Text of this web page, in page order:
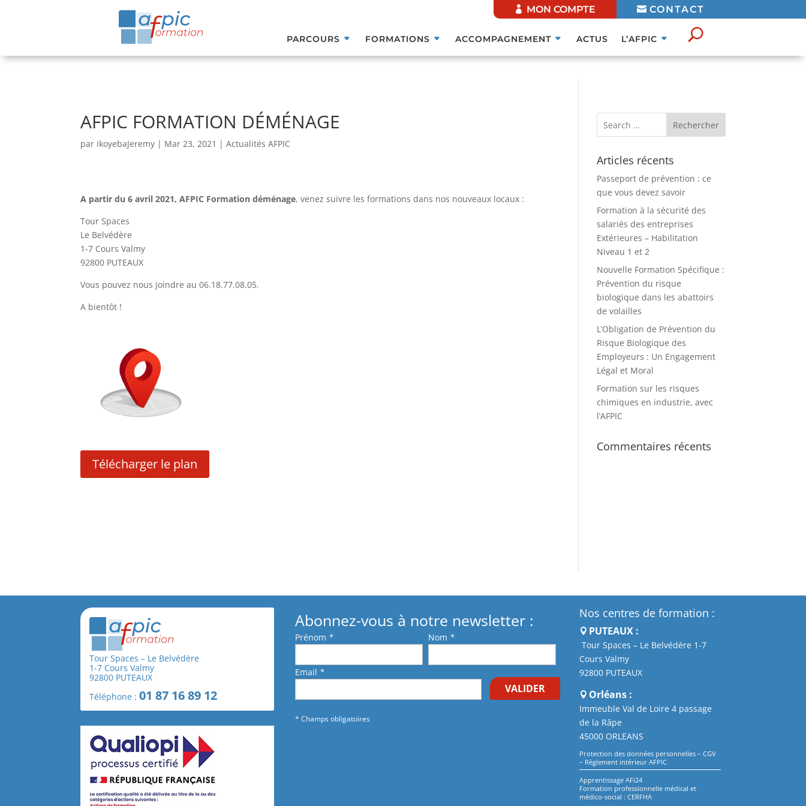
CONTACT
MON COMPTE
PARCOURS FORMATIONS ACCOMPAGNEMENT ACTUS L’AFPIC
AFPIC FORMATION DÉMÉNAGE
par ikoyebaJeremy | Mar 23, 2021 |Actualités AFPIC
A partir du 6 avril 2021, AFPIC Formation déménage, venez suivre les formations dans nos nouveaux locaux :
Tour Spaces
Le Belvédère
1-7 Cours Valmy
92800 PUTEAUX
Vous pouvez nous joindre au 06.18.77.08.05.
A bientôt !
Télécharger le plan
Articles récents
Passeport de prévention : ce
que vous devez savoir
Formation à la sécurité des
salariés des entreprises
Extérieures – Habilitation
Niveau 1 et 2
Nouvelle Formation Spécifique :
Prévention du risque
biologique dans les abattoirs
de volailles
L’Obligation de Prévention du
Risque Biologique des
Employeurs : Un Engagement
Légal et Moral
Formation sur les risques
chimiques en industrie, avec
l’AFPIC
Commentaires récents
Tour Spaces – Le Belvédère
1-7 Cours Valmy
92800 PUTEAUX
Téléphone :01 87 16 89 12
Abonnez-vous à notre newsletter :
Prénom * Nom *
Email *
VALIDER
* Champs obligatoires
Nos centres de formation :
PUTEAUX :
Tour Spaces – Le Belvédère 1-7
Cours Valmy
92800 PUTEAUX
Orléans :
Immeuble Val de Loire 4 passage
de la Râpe
45000 ORLEANS
Protection des données personnelles– CGV
– Règlement intérieur AFPIC
Apprentissage AFi24
Formation professionnelle médical et
médico-social : CERFHA